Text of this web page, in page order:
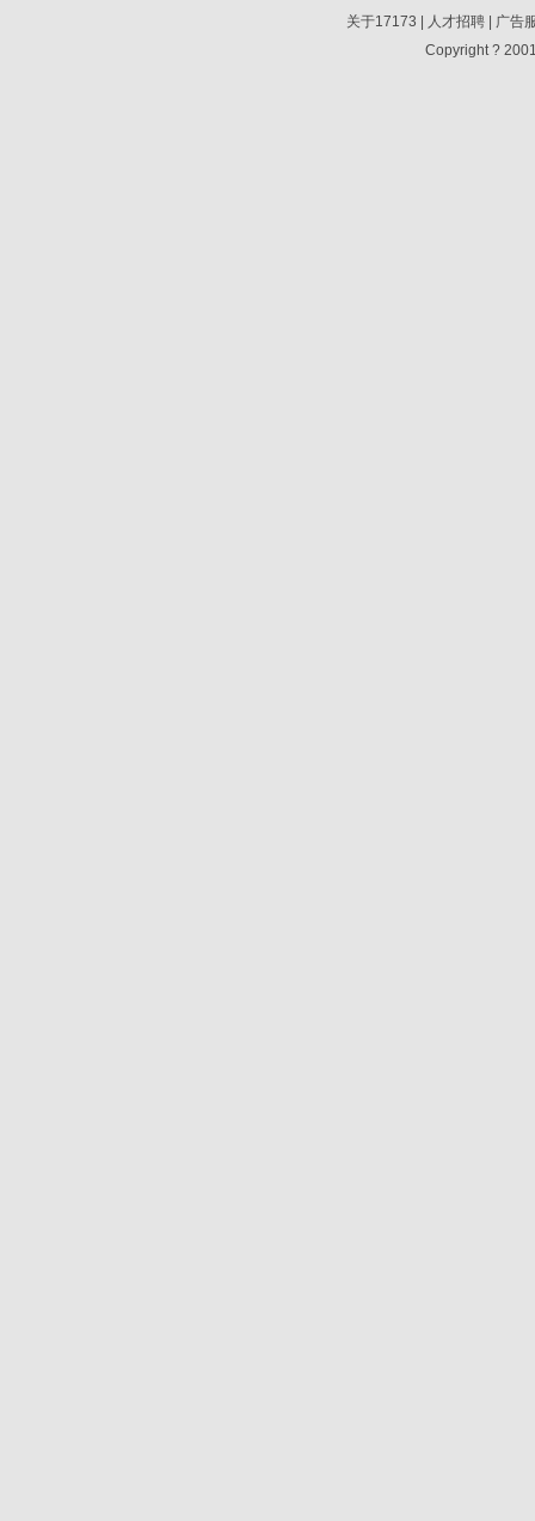
关于17173 人才招聘|
广告
Copyright ?